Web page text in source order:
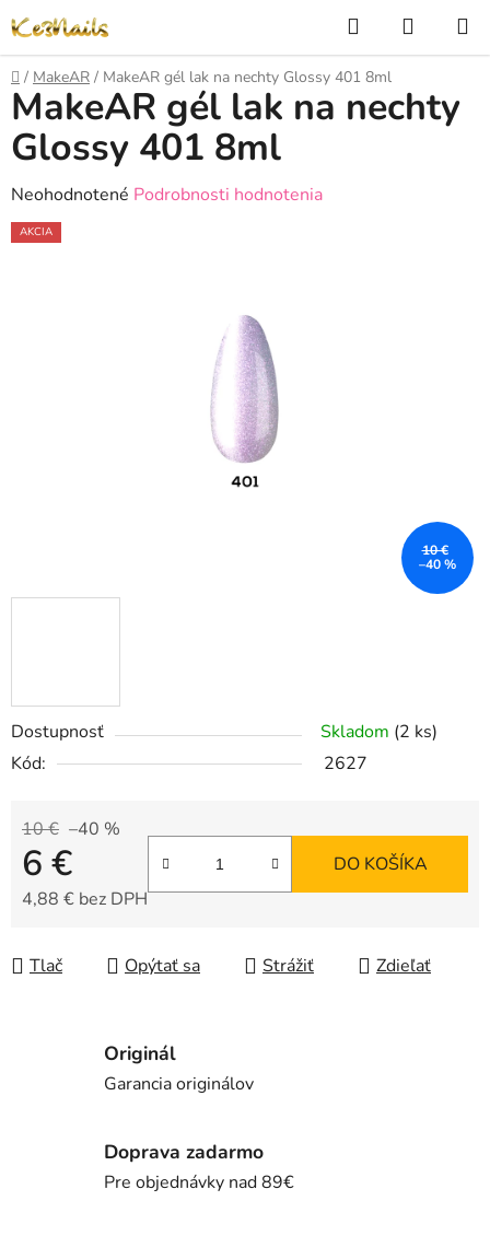
na
obsah
Hľadať
KOŠÍK
Domov
/ MakeAR / MakeAR gél lak na nechty Glossy 401 8ml
Dostupnosť Skladom (2 ks)
Kód:
2627
10 € –40 %
6 €
4,88 € bez DPH
DO KOŠÍKA
Tlač Opýtať sa Strážiť Zdieľať
MakeAR gél lak na nechty
Glossy 401 8ml
Priemerné
hodnotenie
Neohodnotené Podrobnosti hodnotenia
AKCIA
10 €
–40 %
Originál
Garancia originálov
Doprava zadarmo
Pre objednávky nad 89€